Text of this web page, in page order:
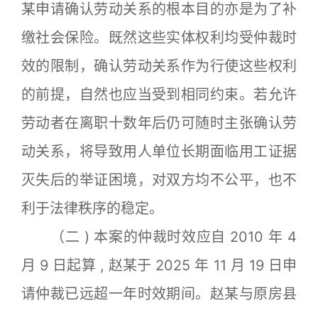
某申请确认劳动关系的根本目的亦是为了补
缴社会保险。既然这些实体权利均受仲裁时
效的限制，确认劳动关系作为行使这些权利
的前提，自然也应当受到相同约束。若允许
劳动者在离职十数年后仍可随时主张确认劳
动关系，将导致用人单位长期面临用工证据
灭失后的举证困境，对双方均不公平，也不
利于法律秩序的稳定。
（二 ) 本案的仲裁时效应自 2010 年 4
月 9 日起算 , 赵某于 2025 年 11 月 19 日申
请仲裁已远超一年时效期间。赵某与原房县